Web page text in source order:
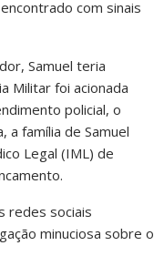
com sinais
Samuel teria
Militar foi acionada
policial, o
a família de Samuel
Legal (IML) de
redes sociais
minuciosa sobre o